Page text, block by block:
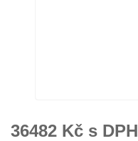
36482 Kč s DPH